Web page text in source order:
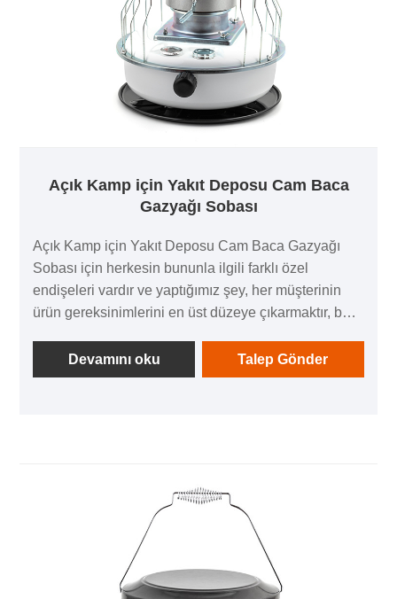
Açık Kamp için Yakıt Deposu Cam Baca
Gazyağı Sobası
Açık Kamp için Yakıt Deposu Cam Baca Gazyağı
Sobası için herkesin bununla ilgili farklı özel
endişeleri vardır ve yaptığımız şey, her müşterinin
ürün gereksinimlerini en üst düzeye çıkarmaktır, bu
tarafından iyi karşılandı ve beğenildi. birçok ülkede
iyi bir itibar. ZOOZAA Gazyağı Isıtıcı, karakteristik
Devamını oku Talep Gönder